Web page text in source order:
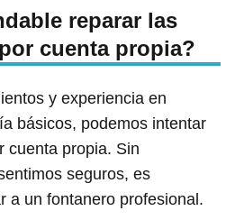
reparar las
cuenta propia?
y experiencia en
básicos, podemos intentar
cuenta propia. Sin
seguros, es
a un fontanero profesional.